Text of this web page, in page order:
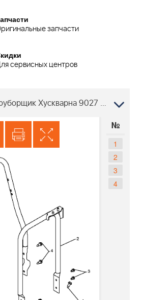
запчасти
сервисных центров
14 РУЧКА Снегоуборщик Хускварна 9027 STE 96191001803, 2008-02
№
1
2
3
4